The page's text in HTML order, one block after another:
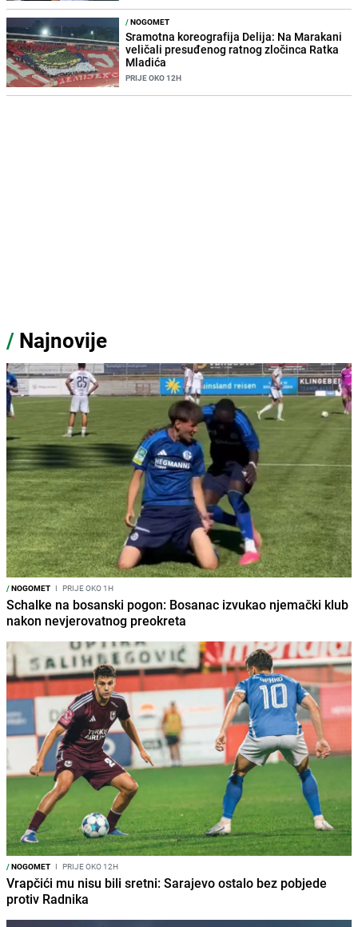
/NOGOMET
Sramotna koreografija Delija: Na Marakani
veličali presuđenog ratnog zločinca Ratka
Mladića
PRIJE OKO 12H
/ Najnovije
/NOGOMET I PRIJE OKO 1H
Schalke na bosanski pogon: Bosanac izvukao njemački klub
nakon nevjerovatnog preokreta
/NOGOMET I PRIJE OKO 12H
Vrapčići mu nisu bili sretni: Sarajevo ostalo bez pobjede
protiv Radnika